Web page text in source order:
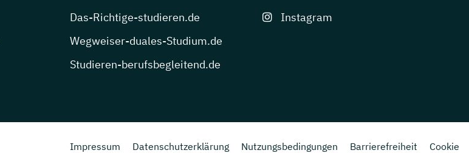
Das-Richtige-studieren.de
Wegweiser-duales-Studium.de
Studieren-berufsbegleitend.de
Instagram
Impressum Datenschutzerklärung Nutzungsbedingungen Barrierefreiheit Cookie